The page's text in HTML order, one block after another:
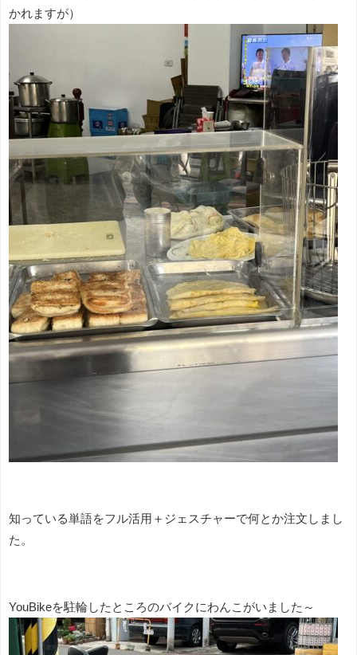
かれますが）
知っている単語をフル活用＋ジェスチャーで何とか注文しまし
た。
YouBikeを駐輪したところのバイクにわんこがいました～